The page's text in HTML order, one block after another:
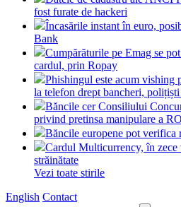
fost furate de hackeri
Încasările instant în euro,
Bank
Cumpărăturile pe Emag se
cardul, prin Ropay
Phishingul este acum vishing
la telefon drept bancheri,
Băncile cer Consiliului
privind pretinsa manipulare a
Băncile europene pot
Cardul Multicurrency, în
străinătate
Vezi toate stirile
English Contact